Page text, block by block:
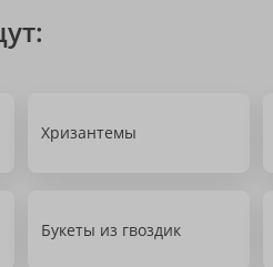
Хризантемы
Букеты из гвоздик